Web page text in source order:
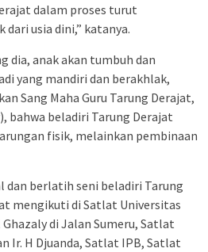
dalam proses turut
usia dini,” katanya.
dia, anak akan tumbuh dan
yang mandiri dan berakhlak,
Sang Maha Guru Tarung Derajat,
bahwa beladiri Tarung Derajat
fisik, melainkan pembinaan
dan berlatih seni beladiri Tarung
mengikuti di Satlat Universitas
di Jalan Sumeru, Satlat
Ir. H Djuanda, Satlat IPB, Satlat